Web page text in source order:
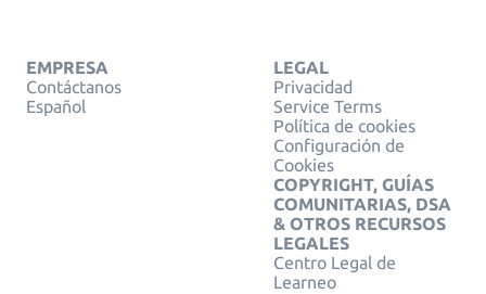
EMPRESA
Contáctanos
Español
LEGAL
Privacidad
Service Terms
Política de cookies
Configuración de
Cookies
COPYRIGHT, GUÍAS
COMUNITARIAS, DSA
& OTROS RECURSOS
LEGALES
Centro Legal de
Learneo